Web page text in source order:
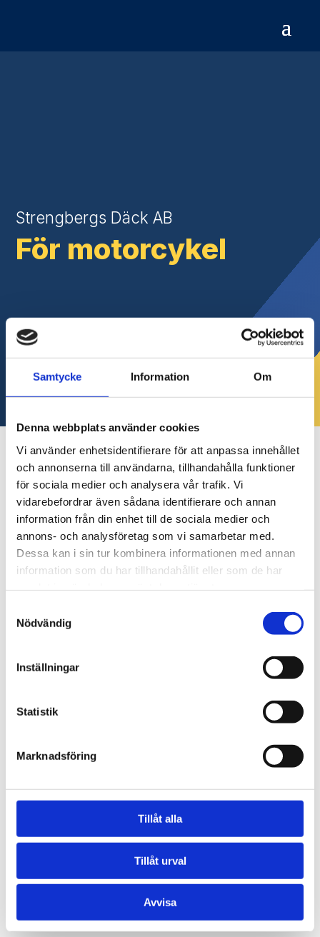
Samtycke Information Om
Denna webbplats använder cookies
Vi använder enhetsidentifierare för att anpassa innehållet
och annonserna till användarna, tillhandahålla funktioner
för sociala medier och analysera vår trafik. Vi
vidarebefordrar även sådana identifierare och annan
information från din enhet till de sociala medier och
annons- och analysföretag som vi samarbetar med.
Dessa kan i sin tur kombinera informationen med annan
information som du har tillhandahållit eller som de har
Nödvändig
Inställningar
Statistik
Marknadsföring
Tillåt alla
Tillåt urval
Avvisa
Strengbergs Däck AB
För motorcykel
Välkommen till vår MC-hörna!
Sedan 2012 har vi byggt upp en MC-hörna där vi
kan montera, balansera och skifta däck på
motorcyklar. Vi använder oss av en motorcykellyft
och spänner fast cykeln innan vi börjar arbeta med
hjulen för att säkerställa stabilitet och precision.
Vi har utrustning för att hantera däckbyten och
balansering på olika motorcykelmodeller. När vi
skiftar däck ser vi till att montering och balansering
slitage.